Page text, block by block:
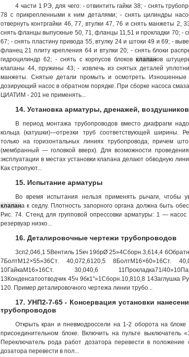
4 части 1 РЭ, для чего: - отвинтить гайки 38; - снять
78 с прикрепленными к ним деталями; - снять цилиндры
отвернуть контргайки 46, 77, втулки 47, 76 и снять манжеты 2,
снять фланцы выпускные 50, 71, фланцы 11,51 и прокладки 70; -
67; - снять пластину привода 55, втулку 24 и штоки 49 и 69; -
фланец 21 плиту крепления 64 и втулки 20; - снять блоки
гидроцилиндр 62; - снять с корпусов блоковклапанов
клапаны 44, пружины 43; - извлечь из снятых деталей
манжеты. Снятые детали промыть и осмотреть.
дозирующий насос в обратном порядке. При сборке насоса
ЦИАТИМ - 201 не применять...
14. Установка арматуры, дренажей,
В период монтажа трубопроводов вместо диафрагм
кольца (катушки)—отрезки труб соответствующей ширины.
только на горизонтальных линиях трубопровода, причем
(мембранный — головкой вверх). Для возможности
эксплуатации в местах установки клапана делают обводную
Как стропуют...
15. Испытание арматуры
Во время испытания нельзя применять рычаги, чтобы
клапана к седлу. Плотность запорного органа должна быть
Рис. 74. Стенд для групповой опрессовки арматуры: 1 —
резервуар низко...
16. Деталировочные чертежи трубопроводов
3сп2,046,1 5Вентиль 15кч 19брØ 25»4Сборн.3,614,4
7БолтМ12×55»36Ст. 40,072,6120,5 8БолтМ16×60»16Ст.
10ГайкаМ16»16Ст. 30,040,6 11Прокладка71/
13Конденсатоотводчик 45ч 9бк1"»1Сборн.10,810,8 14Заглушка
120. Пример деталировочного чертежа линии трубо...
17. УНП2-7-65 - Консервация установки
трубопроводов
Открыть кран и пневмодроссели на 1-2 оборота на блоке
присоединительном блоке. Включить на пульте
Переключатель рода работ дозатора перевести в
дозатора перевести в пол...